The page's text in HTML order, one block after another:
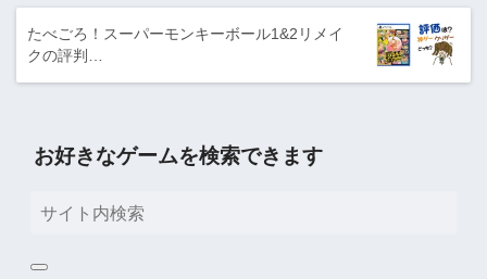
たべごろ！スーパーモンキーボール1&2リメイ
クの評判…
お好きなゲームを検索できます